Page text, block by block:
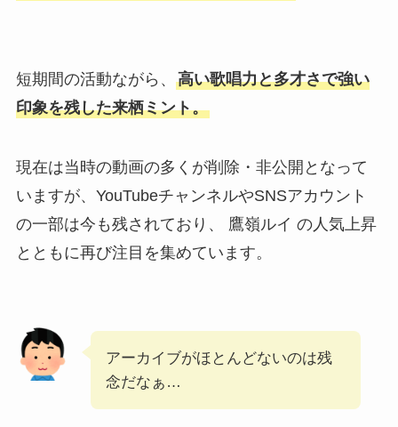
短期間の活動ながら、 高い歌唱力と多才さで強い
印象を残した来栖ミント。
現在は当時の動画の多くが削除・非公開となって
いますが、YouTubeチャンネルやSNSアカウント
の一部は今も残されており、 鷹嶺ルイ の人気上昇
とともに再び注目を集めています。
アーカイブがほとんどないのは残
念だなぁ…